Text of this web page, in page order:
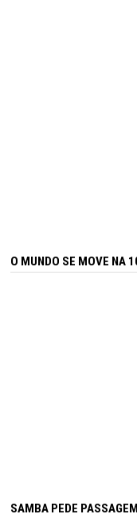
O MUNDO SE MOVE NA
SAMBA PEDE